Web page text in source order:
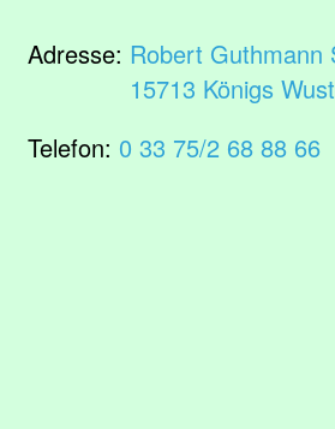
Adresse: Robert Guthmann
15713 Königs
Telefon: 0 33 75/2 68 88 66